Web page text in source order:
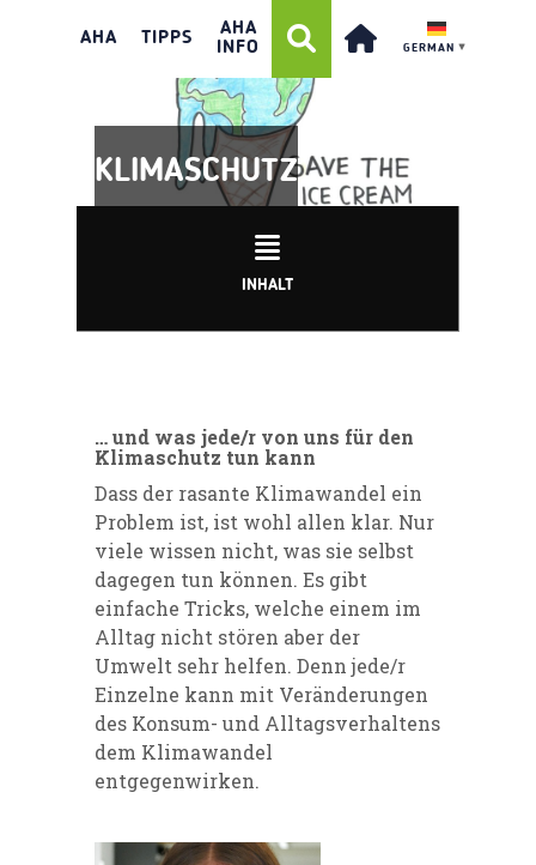
AHA TIPPS
AHA
INFO
GERMAN ▼
KLIMASCHUTZ
INHALT
… und was jede/r von uns für den
Klimaschutz tun kann
Dass der rasante Klimawandel ein
Problem ist, ist wohl allen klar. Nur
viele wissen nicht, was sie selbst
dagegen tun können. Es gibt
einfache Tricks, welche einem im
Alltag nicht stören aber der
Umwelt sehr helfen. Denn jede/r
Einzelne kann mit Veränderungen
des Konsum- und Alltagsverhaltens
dem Klimawandel
entgegenwirken.